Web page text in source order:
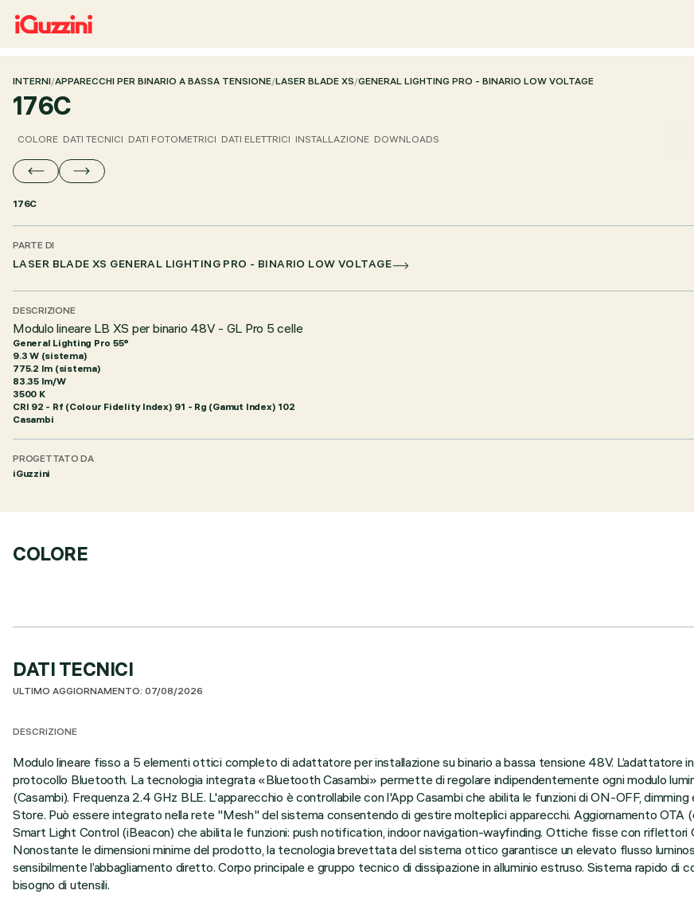
INTERNI/APPARECCHI PER BINARIO A BASSA TENSIONE/LASER BLADE XS/GENERAL LIGHTING PRO - BINARIO LOW VOLTAGE
176C
COLORE DATI TECNICI DATI FOTOMETRICI DATI ELETTRICI INSTALLAZIONE DOWNLOADS
176C
PARTE DI
LASER BLADE XS GENERAL LIGHTING PRO - BINARIO LOW VOLTAGE
DESCRIZIONE
Modulo lineare LB XS per binario 48V - GL Pro 5 celle
General Lighting Pro 55°
9.3 W (sistema)
775.2 lm (sistema)
83.35 lm/W
3500 K
CRI 92 - Rf (Colour Fidelity Index) 91 - Rg (Gamut Index) 102
Casambi
PROGETTATO DA
iGuzzini
COLORE
DATI TECNICI
ULTIMO AGGIORNAMENTO: 07/08/2026
DESCRIZIONE
Modulo lineare fisso a 5 elementi ottici completo di adattatore per installazione su binario a bassa tensione 48V.
protocollo Bluetooth. La tecnologia integrata «Bluetooth Casambi» permette di regolare indipendentemente ogni modulo
(Casambi). Frequenza 2.4 GHz BLE. L'apparecchio è controllabile con l'App Casambi che abilita le funzioni di ON-OFF,
Store. Può essere integrato nella rete "Mesh" del sistema consentendo di gestire molteplici apparecchi. Aggiornamento
Smart Light Control (iBeacon) che abilita le funzioni: push notification, indoor navigation-wayfinding. Ottiche fisse con
Nonostante le dimensioni minime del prodotto, la tecnologia brevettata del sistema ottico garantisce un elevato flusso
sensibilmente l’abbagliamento diretto. Corpo principale e gruppo tecnico di dissipazione in alluminio estruso. Sistema rapido di
bisogno di utensili.